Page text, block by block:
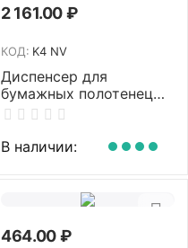
2 161.00₽
КОД: K4 NV
Диспенсер для
бумажных полотенец
NV белый K4 NV
В наличии:
464.00₽